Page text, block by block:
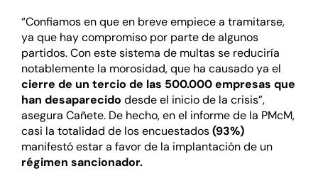
“Confiamos en que en breve empiece a tramitarse,
ya que hay compromiso por parte de algunos
partidos. Con este sistema de multas se reduciría
notablemente la morosidad, que ha causado ya el
cierre de un tercio de las 500.000 empresas que
han desaparecido desde el inicio de la crisis”,
asegura Cañete. De hecho, en el informe de la PMcM,
casi la totalidad de los encuestados(93%)
manifestó estar a favor de la implantación de un
régimen sancionador.